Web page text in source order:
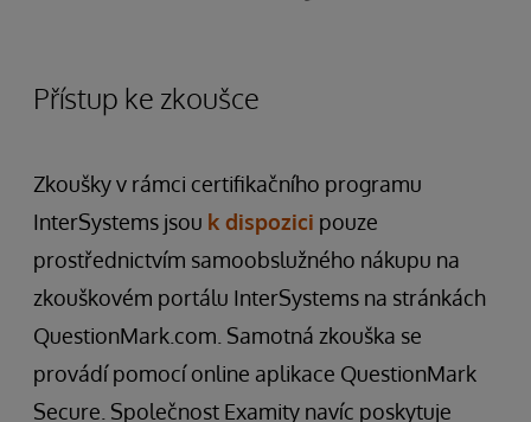
Přístup ke zkoušce
Zkoušky v rámci certifikačního programu
InterSystems jsou k dispozici pouze
prostřednictvím samoobslužného nákupu na
zkouškovém portálu InterSystems na stránkách
QuestionMark.com. Samotná zkouška se
provádí pomocí online aplikace QuestionMark
Secure. Společnost Examity navíc poskytuje